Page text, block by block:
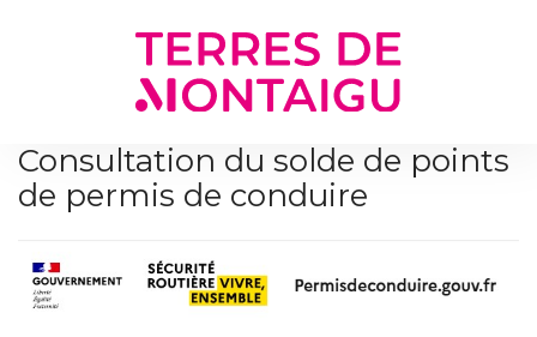
Consultation du solde de points
de permis de conduire